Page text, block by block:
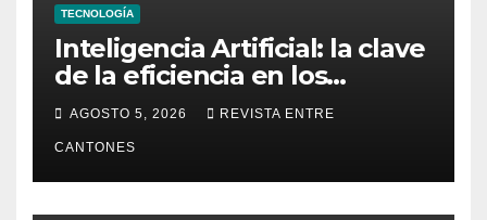
TECNOLOGÍA
Inteligencia Artificial: la clave
de la eficiencia en los
Centros de Operaciones de
Seguridad
AGOSTO 5, 2026 REVISTA ENTRE
CANTONES